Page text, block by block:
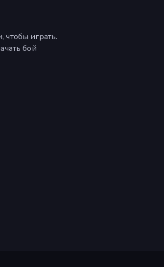
чтобы играть.
бой